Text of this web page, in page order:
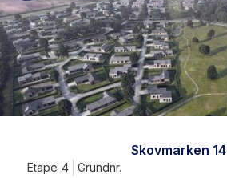
Skovmarken 14
Etape 4 Grundnr.